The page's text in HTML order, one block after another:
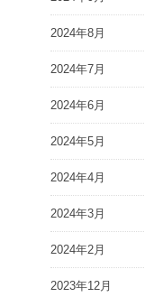
2024年8月
2024年7月
2024年6月
2024年5月
2024年4月
2024年3月
2024年2月
2023年12月